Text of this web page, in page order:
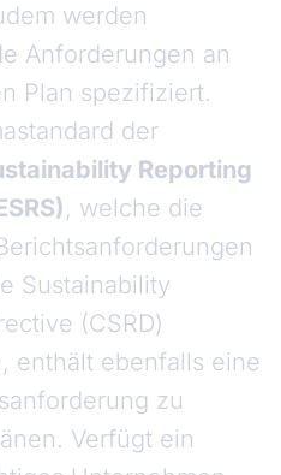
werden
Anforderungen an
Plan spezifiziert.
der
Reporting
, welche die
Sustainability
(CSRD)
enthält ebenfalls eine
zu
Verfügt ein